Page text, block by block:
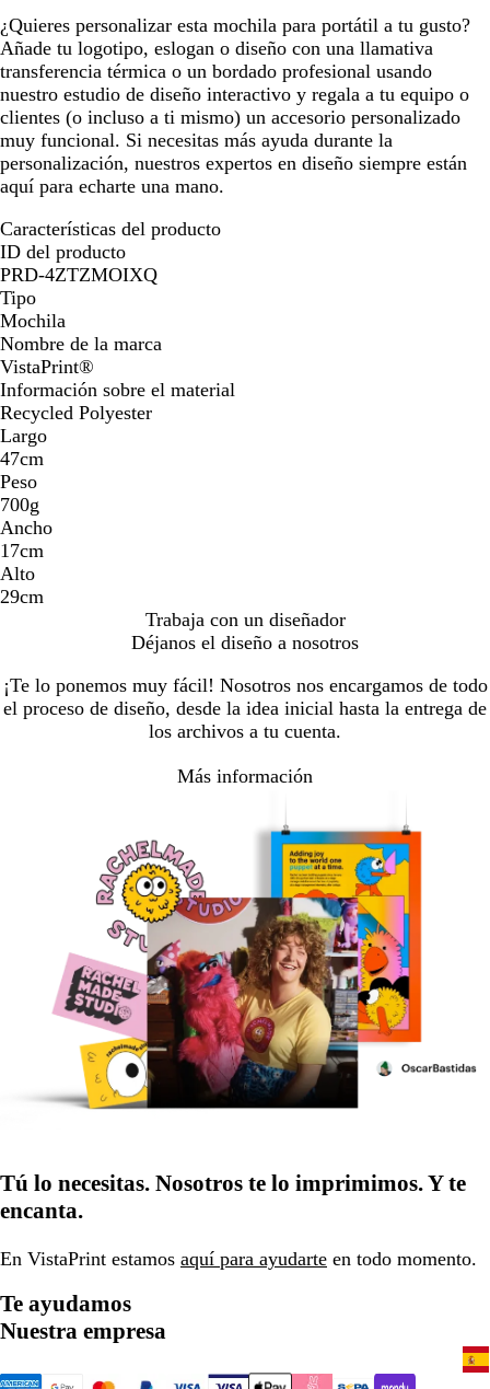
¿Quieres personalizar esta mochila para portátil a tu gusto?
Añade tu logotipo, eslogan o diseño con una llamativa
transferencia térmica o un bordado profesional usando
nuestro estudio de diseño interactivo y regala a tu equipo o
clientes (o incluso a ti mismo) un accesorio personalizado
muy funcional. Si necesitas más ayuda durante la
personalización, nuestros expertos en diseño siempre están
aquí para echarte una mano.
Características del producto
ID del producto
PRD-4ZTZMOIXQ
Tipo
Mochila
Nombre de la marca
VistaPrint®
Información sobre el material
Recycled Polyester
Largo
47cm
Peso
700g
Ancho
17cm
Alto
29cm
Trabaja con un diseñador
Déjanos el diseño a nosotros
¡Te lo ponemos muy fácil! Nosotros nos encargamos de todo
el proceso de diseño, desde la idea inicial hasta la entrega de
los archivos a tu cuenta.
Más información
Tú lo necesitas. Nosotros te lo imprimimos. Y te
encanta.
En VistaPrint estamos aquí para ayudarte en todo momento.
Te ayudamos
Nuestra empresa